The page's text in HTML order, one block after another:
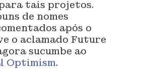
tais projetos.
de nomes
após o
o aclamado Future
sucumbe ao
Optimism.